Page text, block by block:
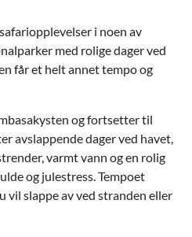
i noen av
med rolige dager ved
får et helt annet tempo og
og fortsetter til
avslappende dager ved havet,
varmt vann og en rolig
og julestress. Tempoet
vil slappe av ved stranden eller